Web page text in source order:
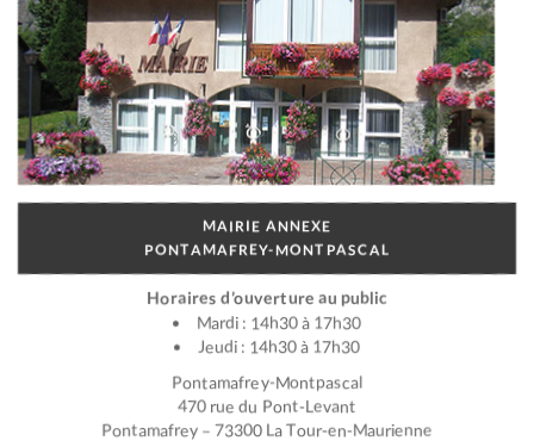
MAIRIE ANNEXE
PONTAMAFREY-MONTPASCAL
Horaires d’ouverture au public
Mardi : 14h30 à 17h30
Jeudi : 14h30 à 17h30
Pontamafrey-Montpascal
470 rue du Pont-Levant
Pontamafrey – 73300 La Tour-en-Maurienne